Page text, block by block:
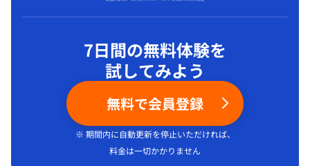
7日間の無料体験を
試してみよう
無料で会員登録
※ 期間内に自動更新を停止いただければ、
料金は一切かかりません